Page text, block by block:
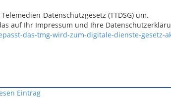
Datenschutzgesetz (TTDSG) um.
auf Ihr Impressum und Ihre
das-tmg-wird-zum-digitale-dienste-gesetz-
Eintrag